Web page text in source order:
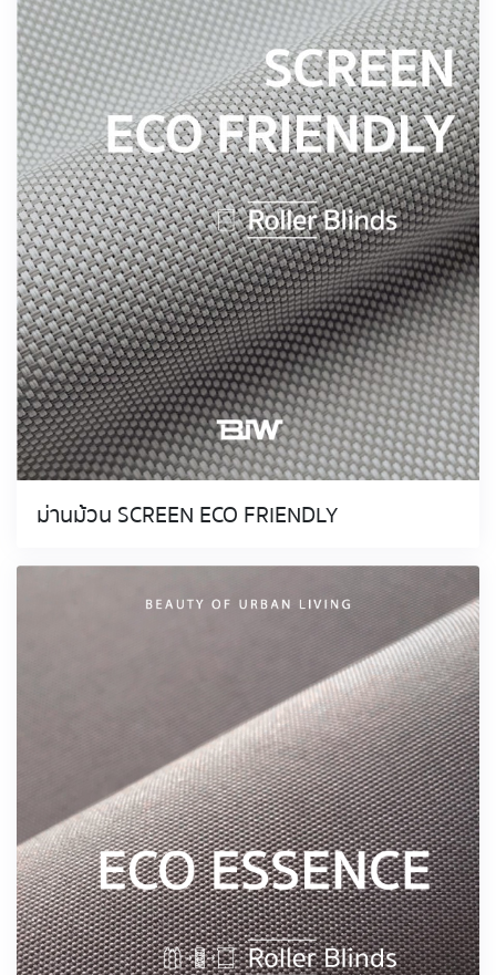
ม่านม้วน SCREEN ECO FRIENDLY